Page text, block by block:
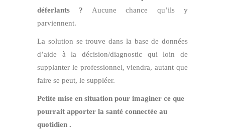
déferlants ? Aucune chance qu’ils y
parviennent.
La solution se trouve dans la base de données
d’aide à la décision/diagnostic qui loin de
supplanter le professionnel, viendra, autant que
faire se peut, le suppléer.
Petite mise en situation pour imaginer ce que
pourrait apporter la santé connectée au
quotidien .